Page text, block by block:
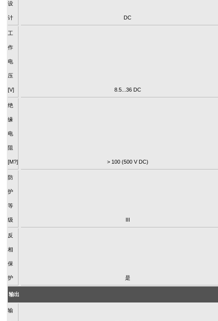
设
计 DC
工
作
电
压
[V] 8.5...36 DC
绝
缘
电
阻
[M?] > 100 (500 V DC)
防
护
等
级
反
相
保
护 是
输出
输